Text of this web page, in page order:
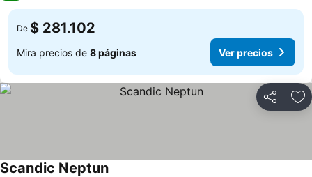
De $ 281.102
Mira precios de 8 páginas Ver precios
Compartir
Scandic Neptun